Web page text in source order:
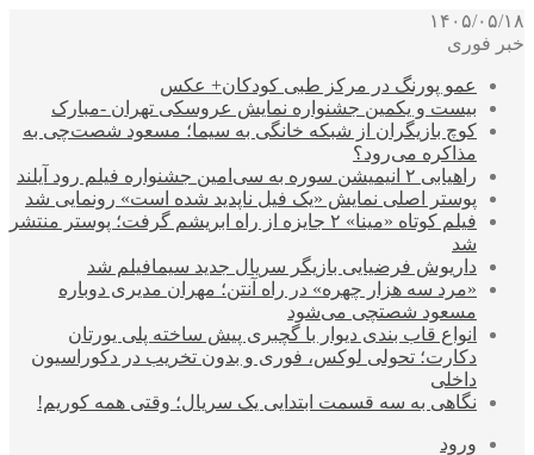
۱۴۰۵/۰۵/۱۸
خبر فوری
عمو پورنگ در مرکز طبی کودکان+ عکس
بیست و یکمین جشنواره نمایش عروسکی تهران -مبارک
کوچ بازیگران از شبکه خانگی به سیما؛ مسعود شصت‌چی به
مذاکره می‌رود؟
راهیابی ۲ انیمیشن سوره به سی‌امین جشنواره فیلم رود آیلند
پوستر اصلی نمایش «یک فیل ناپدید شده است» رونمایی شد
فیلم کوتاه «مینا» ۲ جایزه از راه ابریشم گرفت؛ پوستر منتشر
شد
داریوش فرضیایی بازیگر سریال جدید سیمافیلم شد
«مرد سه هزار چهره» در راه آنتن؛ مهران مدیری دوباره
مسعود شصتچی می‌شود
انواع قاب بندی دیوار با گچبری پیش ساخته پلی یورتان
دکارت؛ تحولی لوکس، فوری و بدون تخریب در دکوراسیون
داخلی
نگاهی به سه قسمت ابتدایی یک سریال؛ وقتی همه کوریم!
ورود